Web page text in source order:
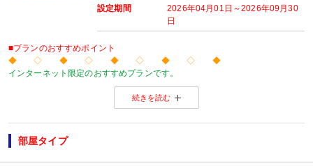
設定期間
2026年04月01日～2026年09月30
日
■プランのおすすめポイント
◆ ◇ ◆ ◇ ◆ ◇ ◆ ◇ ◆
インターネット限定のおすすめプランです。
温泉旅館から市内のホテルまで人気のお宿をご用意！
※店頭・電話・メールでのお問合せや申込みは出来ません。
◆ ◇ ◆ ◇ ◆ ◇ ◆ ◇ ◆
【おたのしみメニュー】
・貸切風呂45分1,000円でご利用ＯＫ
・屋内プールご利用ＯＫ
・誕生日又は賀寿の方はケーキと記念写真付。結婚記念日の方はリキュール酒
続きを読む
部屋タイプ